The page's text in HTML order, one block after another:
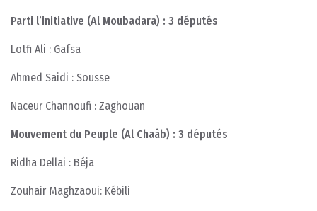
Parti l’initiative (Al Moubadara) : 3 députés
Lotfi Ali : Gafsa
Ahmed Saidi : Sousse
Naceur Channoufi : Zaghouan
Mouvement du Peuple (Al Chaâb) : 3 députés
Ridha Dellai : Béja
Zouhair Maghzaoui: Kébili